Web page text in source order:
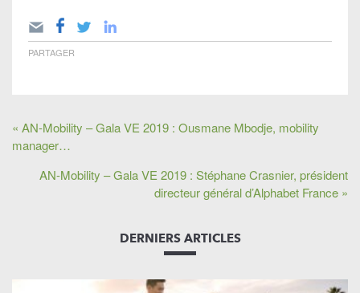
PARTAGER
« AN-Mobility – Gala VE 2019 : Ousmane Mbodje, mobility
manager…
AN-Mobility – Gala VE 2019 : Stéphane Crasnier, président
directeur général d’Alphabet France »
DERNIERS ARTICLES